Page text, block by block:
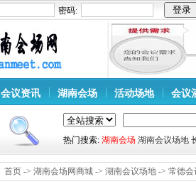
密码:
会议资讯 湖南会场 活动场地 会议
热门搜索: 湖南会场 湖南会议场地
首页 -> 湖南会场网商城 -> 湖南会议场地 -> 常德会